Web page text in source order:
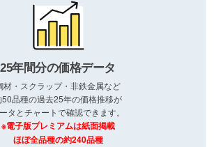
25年間分の価格データ
材・スクラップ・非鉄金属など
50品種の過去25年の価格推移が
タとチャートで確認できます。
※電子版プレミアムは紙面掲載
ほぼ全品種の約240品種